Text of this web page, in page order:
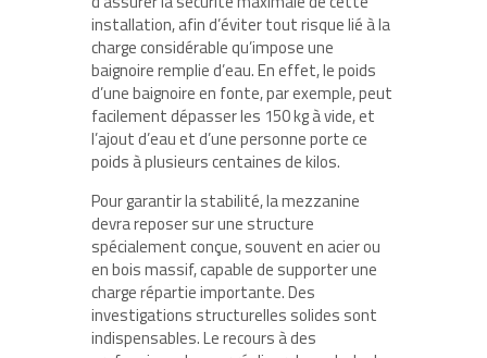
installation, afin d’éviter tout risque lié à la
charge considérable qu’impose une
baignoire remplie d’eau. En effet, le poids
d’une baignoire en fonte, par exemple, peut
facilement dépasser les 150 kg à vide, et
l’ajout d’eau et d’une personne porte ce
poids à plusieurs centaines de kilos.
Pour garantir la stabilité, la mezzanine
devra reposer sur une structure
spécialement conçue, souvent en acier ou
en bois massif, capable de supporter une
charge répartie importante. Des
investigations structurelles solides sont
indispensables. Le recours à des